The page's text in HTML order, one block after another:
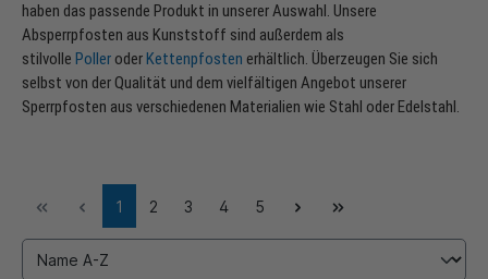
haben das passende Produkt in unserer Auswahl. Unsere
Absperrpfosten aus Kunststoff sind außerdem als
stilvolle Poller oder Kettenpfosten erhältlich. Überzeugen Sie sich
selbst von der Qualität und dem vielfältigen Angebot unserer
Sperrpfosten aus verschiedenen Materialien wie Stahl oder Edelstahl.
1 2 3 4 5